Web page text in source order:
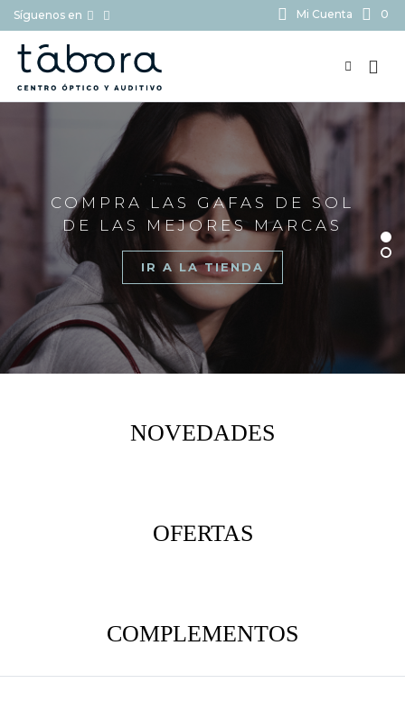
Síguenos en Mi Cuenta 0
COMPRA LAS GAFAS DE SOL
DE LAS MEJORES MARCAS
IR A LA TIENDA
NOVEDADES
OFERTAS
COMPLEMENTOS